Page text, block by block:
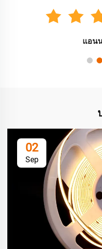
แอน
02
Sep